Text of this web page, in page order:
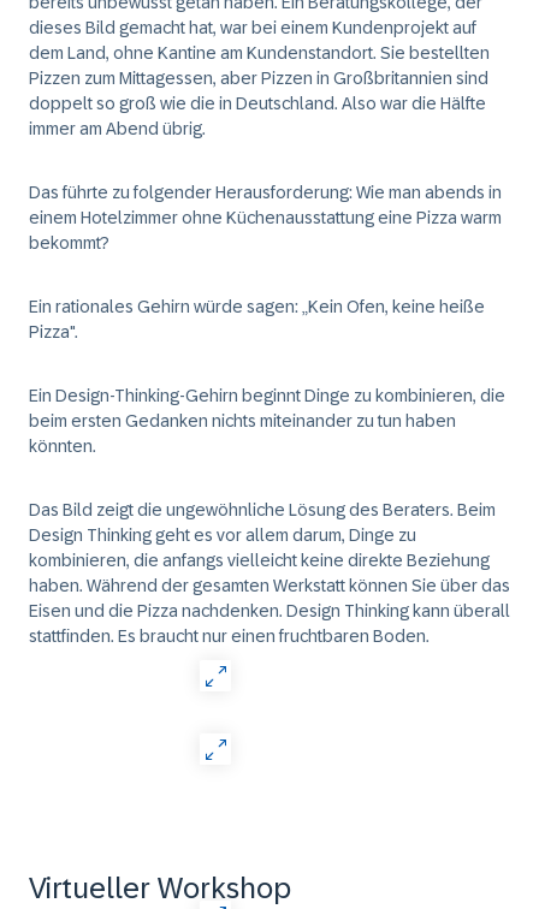
dieses Bild gemacht hat, war bei einem Kundenprojekt auf
dem Land, ohne Kantine am Kundenstandort. Sie bestellten
Pizzen zum Mittagessen, aber Pizzen in Großbritannien sind
doppelt so groß wie die in Deutschland. Also war die Hälfte
immer am Abend übrig.
Das führte zu folgender Herausforderung: Wie man abends in
einem Hotelzimmer ohne Küchenausstattung eine Pizza warm
bekommt?
Ein rationales Gehirn würde sagen: „Kein Ofen, keine heiße
Pizza".
Ein Design-Thinking-Gehirn beginnt Dinge zu kombinieren, die
beim ersten Gedanken nichts miteinander zu tun haben
könnten.
Das Bild zeigt die ungewöhnliche Lösung des Beraters. Beim
Design Thinking geht es vor allem darum, Dinge zu
kombinieren, die anfangs vielleicht keine direkte Beziehung
haben. Während der gesamten Werkstatt können Sie über das
Eisen und die Pizza nachdenken. Design Thinking kann überall
stattfinden. Es braucht nur einen fruchtbaren Boden.
Virtueller Workshop